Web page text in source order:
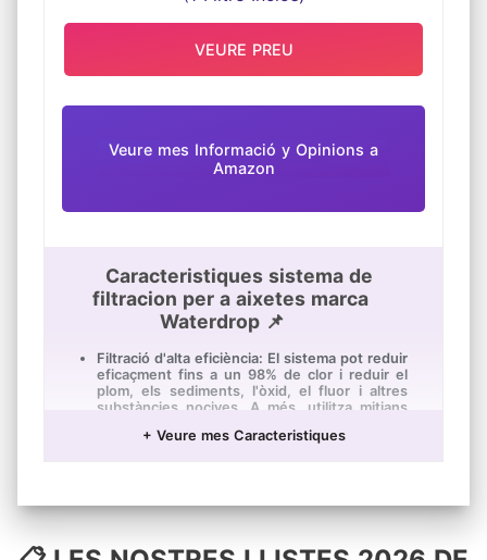
Veure mes Informació y Opinions a
Amazon
Caracteristiques sistema de
filtracion per a aixetes marca
Waterdrop 📌
Filtració d'alta eficiència: El sistema pot reduir
eficaçment fins a un 98% de clor i reduir el
plom, els sediments, l'òxid, el fluor i altres
substàncies nocives. A més, utilitza mitjans
afegint minerals beneficiosos en l'aigua.
mesos. Pot omplir un got en 6s gràcies al
Acer inoxidable 304 de grau alimentari i amb
VEURE PREU
+ Veure mes Caracteristiques